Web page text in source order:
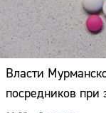
Власти
посредников при